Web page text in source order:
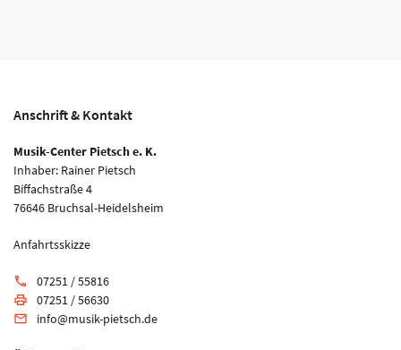
Anschrift & Kontakt
Musik-Center Pietsch e. K.
Inhaber: Rainer Pietsch
Biffachstraße 4
76646 Bruchsal-Heidelsheim
Anfahrtsskizze
phone 07251 / 55816
print 07251 / 56630
email info@musik-pietsch.de